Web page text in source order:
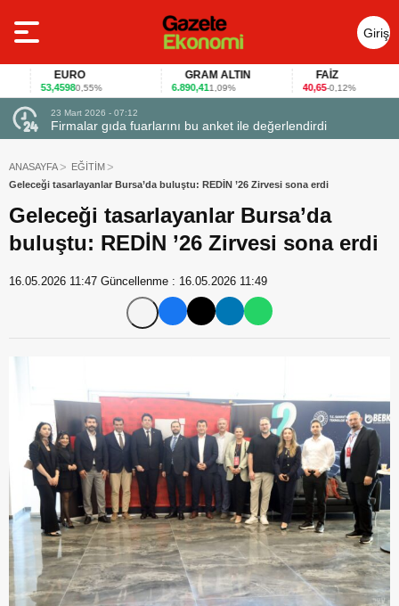
Giriş
Yap
53,45980,55%
GRAM ALTIN
6.890,411,09% -0,12%
23 Mart 2026 - 07:12
Firmalar gıda fuarlarını bu anket ile değerlendirdi
ANASAYFA
EĞİTİM
Geleceği tasarlayanlar Bursa’da buluştu: REDİN ’26 Zirvesi sona erdi
Geleceği tasarlayanlar Bursa’da
buluştu: REDİN ’26 Zirvesi sona erdi
16.05.2026 11:47 Güncellenme : 16.05.2026 11:49